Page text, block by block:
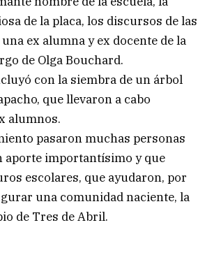
de la placa, los discursos de las
ex alumna y ex docente de la
de Olga Bouchard.
con la siembra de un árbol
que llevaron a cabo
alumnos.
pasaron muchas personas
aporte importantísimo y que
escolares, que ayudaron, por
una comunidad naciente, la
de Tres de Abril.